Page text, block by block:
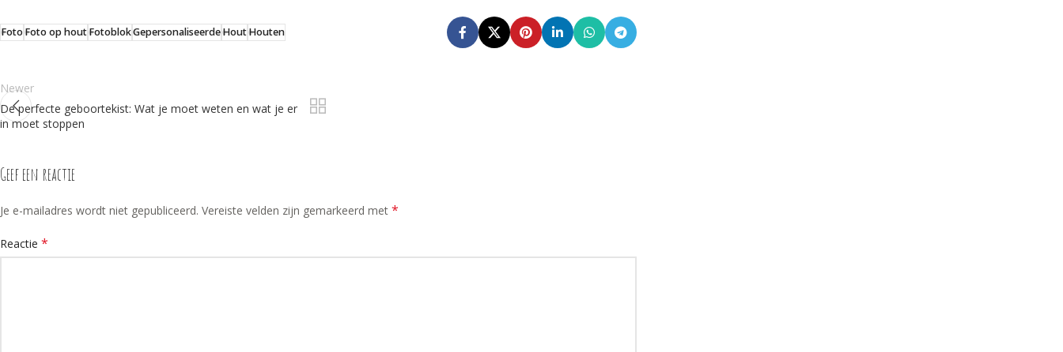
FotoFoto op houtFotoblokGepersonaliseerdeHoutHouten
Newer
De perfecte geboortekist: Wat je moet weten en wat je er
in moet stoppen
Geef een reactie
Je e-mailadres wordt niet gepubliceerd. Vereiste velden zijn gemarkeerd met *
Reactie *